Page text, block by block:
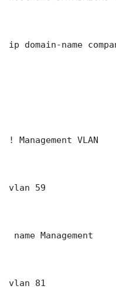
ip domain-name
! Management VLAN
vlan 59
name Management
vlan 81